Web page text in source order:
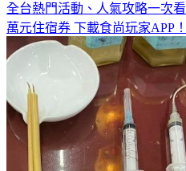
全台熱門活動、人氣攻略一次看
萬元住宿券 下載食尚玩家APP